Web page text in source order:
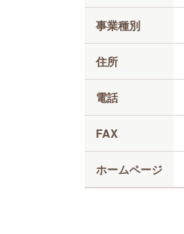
事業種別
住所
電話
FAX
ホームページ